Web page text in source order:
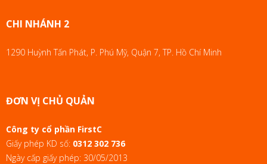
CHI NHÁNH 2
1290 Huỳnh Tấn Phát, P. Phú Mỹ, Quận 7, TP. Hồ Chí Minh
ĐƠN VỊ CHỦ QUẢN
Công ty cổ phần FirstC
Giấy phép KD số: 0312 302 736
Ngày cấp giấy phép: 30/05/2013